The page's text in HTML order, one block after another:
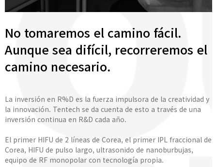
No tomaremos el camino fácil.
Aunque sea difícil, recorreremos el
camino necesario.
La inversión en R%D es la fuerza impulsora de la creatividad y
la innovación. Tentech se da cuenta de esto a través de una
inversión continua en R&D cada año.
El primer HIFU de 2 líneas de Corea, el primer IPL fraccional de
Corea, HIFU de pulso largo, ultrasonido de nanoburbujas,
equipo de RF monopolar con tecnología propia.